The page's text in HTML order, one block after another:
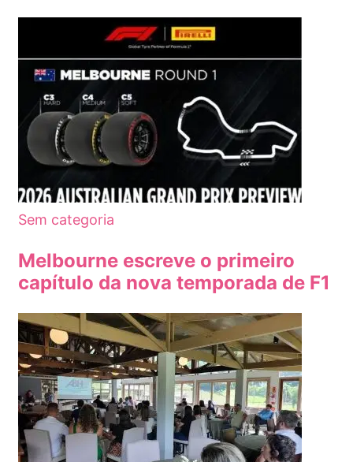
Sem categoria
Melbourne escreve o primeiro
capítulo da nova temporada de F1